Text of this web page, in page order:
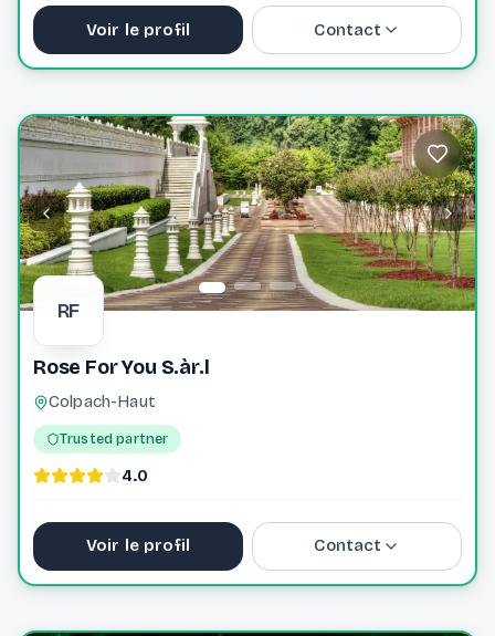
Voir le profil Contact
info@wagenerkox.lu
Website
RF
Rose For You S.àr.l
Colpach-Haut
Trusted partner
4.0
Voir le profil Contact